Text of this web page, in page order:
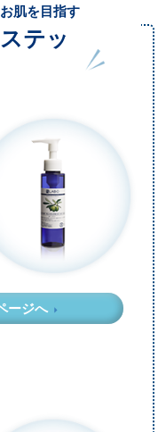
肌を目指す
ステッ
ージへ